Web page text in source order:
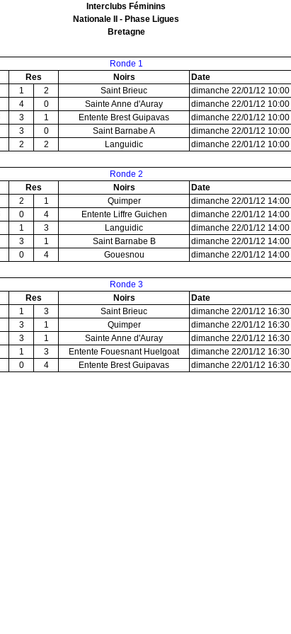
Interclubs Féminins
Nationale II - Phase Ligues
Bretagne
Ronde 1
Res Noirs Date
1 2 Saint Brieuc dimanche 22/01/12 10:00
4 0 Sainte Anne d'Auray dimanche 22/01/12 10:00
3 1 Entente Brest Guipavas dimanche 22/01/12 10:00
3 0 Saint Barnabe A dimanche 22/01/12 10:00
2 2 Languidic dimanche 22/01/12 10:00
Ronde 2
Res Noirs Date
2 1 Quimper dimanche 22/01/12 14:00
0 4 Entente Liffre Guichen dimanche 22/01/12 14:00
1 3 Languidic dimanche 22/01/12 14:00
3 1 Saint Barnabe B dimanche 22/01/12 14:00
0 4 Gouesnou dimanche 22/01/12 14:00
Ronde 3
Res Noirs Date
1 3 Saint Brieuc dimanche 22/01/12 16:30
3 1 Quimper dimanche 22/01/12 16:30
3 1 Sainte Anne d'Auray dimanche 22/01/12 16:30
1 3 Entente Fouesnant Huelgoat dimanche 22/01/12 16:30
0 4 Entente Brest Guipavas dimanche 22/01/12 16:30